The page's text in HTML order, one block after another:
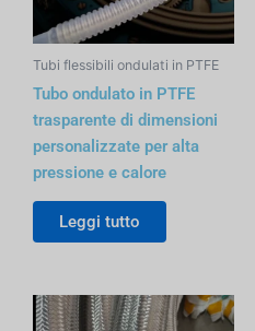
Tubi flessibili ondulati in PTFE
Tubo ondulato in PTFE
trasparente di dimensioni
personalizzate per alta
pressione e calore
Leggi tutto